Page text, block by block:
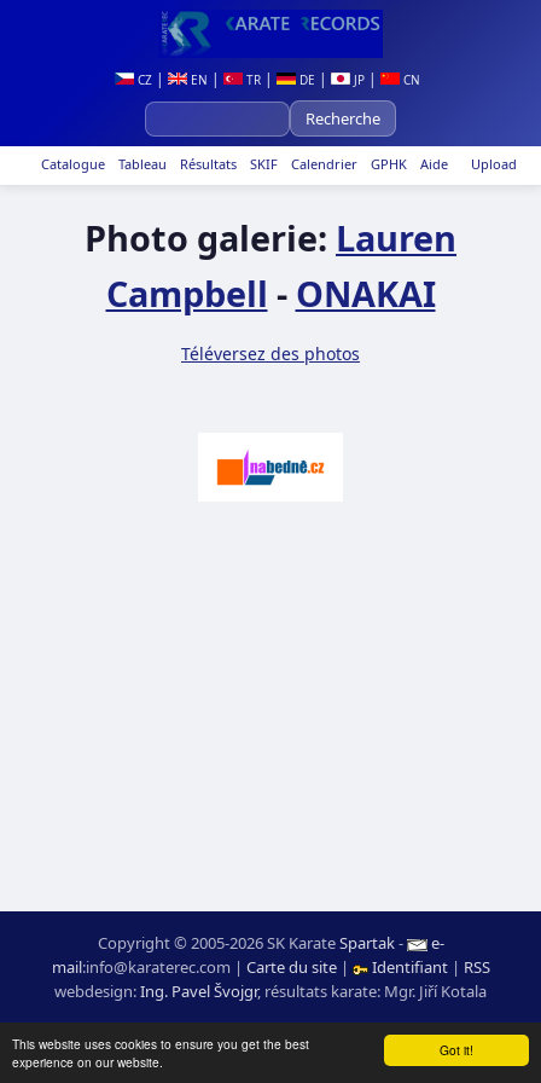
Got it!
This website uses cookies to ensure you get the best
experience on our website.
CZ| EN | TR| DE | JP| CN
Upload
Catalogue Tableau Résultats SKIF Calendrier GPHK Aide
Photo galerie: Lauren
Campbell - ONAKAI
Téléversez des photos
Copyright © 2005-2026 SK KarateSpartak-
e-
mail:moc.ceretarak@ofni | Carte du site| Identifiant | RSS
webdesign:Ing. Pavel Švojgr, résultats karate: Mgr. Jiří Kotala